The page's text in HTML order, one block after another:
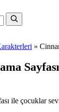
»
Sayfası